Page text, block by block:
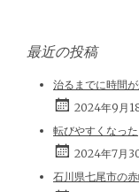
最近の投稿
治るまでに時間
2024年9月
転びやすくなった
2024年7月
石川県七尾市の